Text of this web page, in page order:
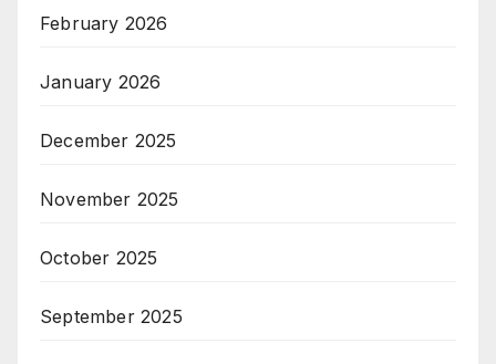
February 2026
January 2026
December 2025
November 2025
October 2025
September 2025